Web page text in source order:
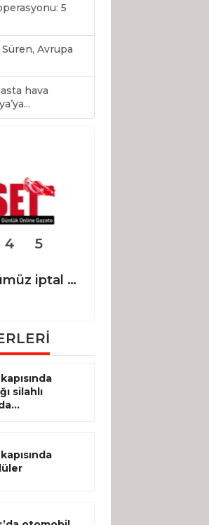
5
Avrupa
hava
Joao Pereira: "Golümüz iptal edilmeseydi, 3 puanı alan taraf biz olacaktık"
4 5
silahlı